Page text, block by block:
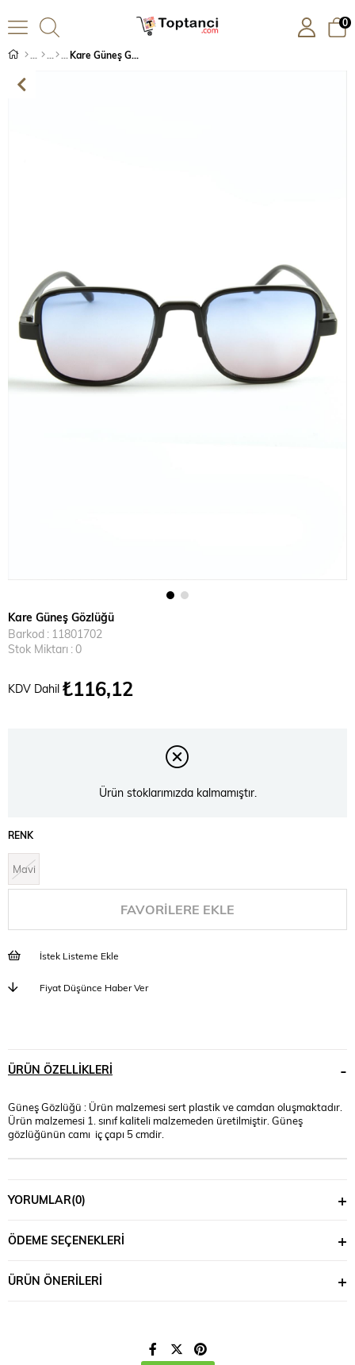
0
Kare Güneş Gözlüğü
Kare Güneş Gözlüğü
Barkod : 11801702
Stok Miktarı :0
KDV Dahil ₺116,12
Ürün stoklarımızda kalmamıştır.
RENK
Mavi
FAVORILERE EKLE
İstek Listeme Ekle
Fiyat Düşünce Haber Ver
ÜRÜN ÖZELLIKLERI
Güneş Gözlüğü : Ürün malzemesi sert plastik ve camdan oluşmaktadır.
Ürün malzemesi 1. sınıf kaliteli malzemeden üretilmiştir. Güneş
gözlüğünün camı iç çapı 5 cmdir.
YORUMLAR(0)
ÖDEME SEÇENEKLERI
ÜRÜN ÖNERILERI